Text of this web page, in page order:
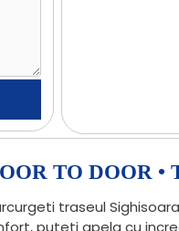
TO DOOR
traseul
puteti apela cu